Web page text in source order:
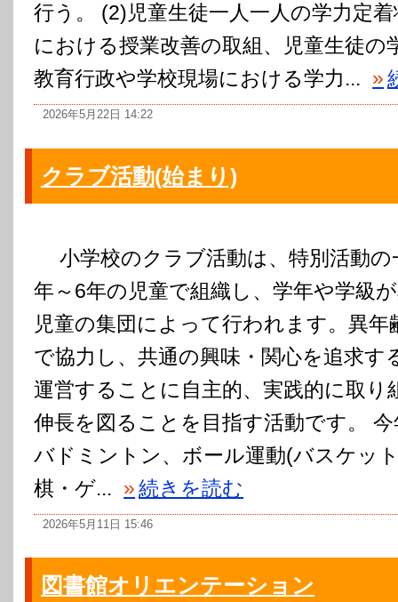
行う。 (2)児童生徒一人一人の学力定
における授業改善の取組、児童生徒の
教育行政や学校現場における学力... »
2026年5月22日 14:22
クラブ活動(始まり)
小学校のクラブ活動は、特別活動の
年～6年の児童で組織し、学年や学級
児童の集団によって行われます。異年
で協力し、共通の興味・関心を追求す
運営することに自主的、実践的に取
伸長を図ることを目指す活動です。
バドミントン、ボール運動(バスケッ
棋・ゲ... »続きを読む
2026年5月11日 15:46
図書館オリエンテーション